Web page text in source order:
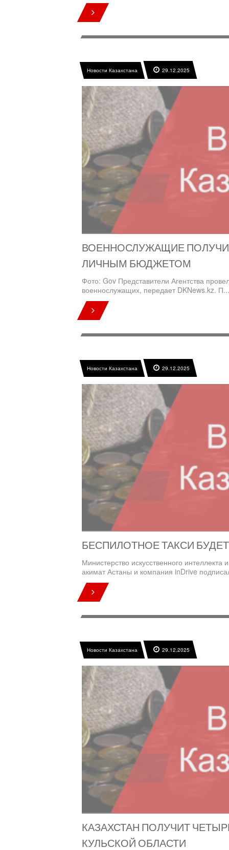
Новости Казахстана 29.12.2025
ВОЕННОСЛУЖАЩИЕ
ЛИЧНЫМ БЮДЖЕТОМ
Фото: Gov Представители Агентства
военнослужащих, передает DKNews.kz.
Новости Казахстана 29.12.2025
БЕСПИЛОТНОЕ ТАКСИ
Министерство искусственного
акимат Астаны и компания inDrive
Новости Казахстана 29.12.2025
КАЗАХСТАН ПОЛУЧИТ
КУЛЬСКОЙ ОБЛАСТИ